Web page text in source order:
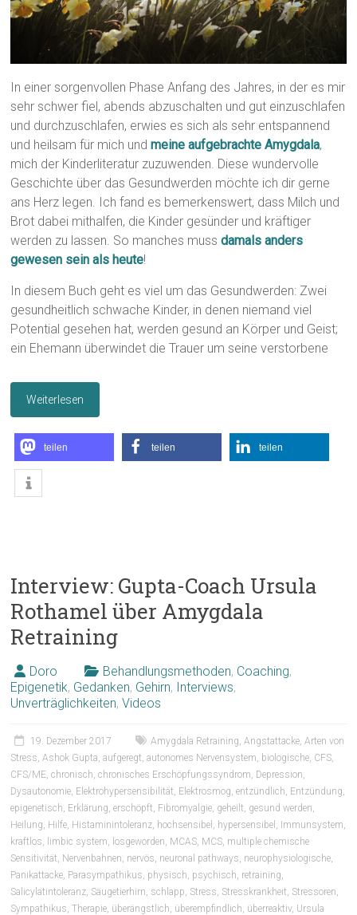
In einer sorgenvollen Phase Anfang des Jahres, in der es mir
sehr schwer fiel, abends abzuschalten und gut einzuschlafen
und durchzuschlafen, erwies es sich als sehr entspannend
und heilsam für mich undmeine aufgebrachte Amygdala,
mich der Kinderliteratur zuzuwenden. Diese wundervolle
Geschichte über das Gesundwerden möchte ich dir gerne
ans Herz legen. Ich fand es bemerkenswert, dass Milch und
Brot dabei mithalfen, die Kinder gesünder und kräftiger
werden zu lassen. So manches mussdamals anders
gewesen sein als heute!
In diesem Buch geht es viel um das Gesundwerden: Zwei
gesundheitlich schwache Kinder, in denen niemand viel
Potential gesehen hat, werden gesund an Körper und Geist;
ein Ehemann überwindet die Trauer um seine verstorbene
Weiterlesen
teilen teilen teilen
Interview: Gupta-Coach Ursula
Rothamel über Amygdala
Retraining
Doro Behandlungsmethoden, Coaching,
Epigenetik, Gedanken, Gehirn, Interviews,
Unverträglichkeiten,Videos
19. Dezember 2017 Amygdala Retraining ,Angstattacke ,Arten von
Stress ,Ashok Gupta ,aufgeregt ,autonomes Nervensystem biologische CFS
CFS/ME ,chronisch ,chronisches Erschöpfungssyndrom Depression
Dysautonomie Elektrohypersensibilität Elektrosmog ,entzündlich Entzündung
epigenetisch Erklärung ,erschöpft Fibromyalgie geheilt gesund werden
Heilung Hilfe Histaminintoleranz hochsensibel hypersensibel Immunsystem
kraftlos
limbic system losgeworden MCAS MCS multiple chemische
Sensitivität Nervenbahnen nervös neuronal pathways neurophysiologische
Panikattacke Parasympathikus physisch psychisch retraining
Salicylatintoleranz Säugetierhirn schlapp Stress Stresskrankheit Stressoren
Sympathikus ,Therapie überängstlich überempfindlich überreaktiv, Ursula